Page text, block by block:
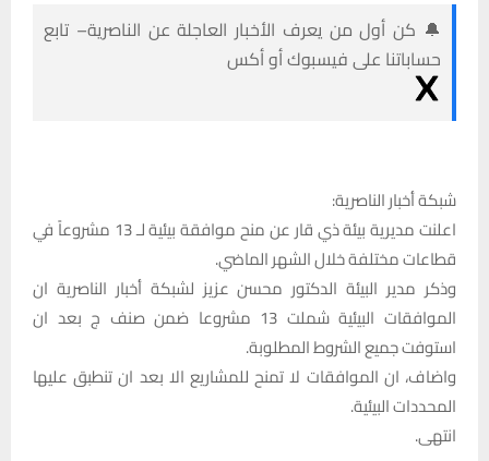
🔔 كن أول من يعرف الأخبار العاجلة عن الناصرية– تابع
حساباتنا على فيسبوك أو أكس
شبكة أخبار الناصرية:
اعلنت مديرية بيئة ذي قار عن منح موافقة بيئية لـ 13 مشروعاً في
قطاعات مختلفة خلال الشهر الماضي.
وذكر مدير البيئة الدكتور محسن عزيز لشبكة أخبار الناصرية ان
الموافقات البيئية شملت 13 مشروعا ضمن صنف ج بعد ان
استوفت جميع الشروط المطلوبة.
واضاف، ان الموافقات لا تمنح للمشاريع الا بعد ان تنطبق عليها
المحددات البيئية.
انتهى.